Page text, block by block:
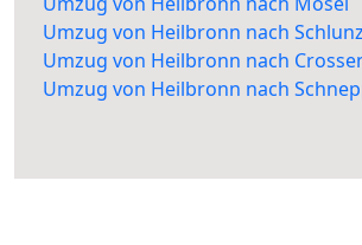
Umzug von Heilbronn nach
Umzug von Heilbronn nach
Umzug von Heilbronn nach